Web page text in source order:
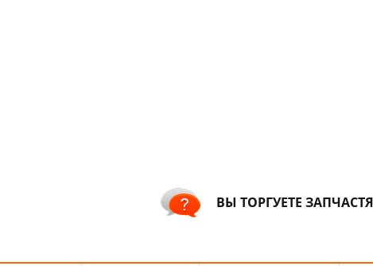
ВЫ ТОРГУЕТЕ